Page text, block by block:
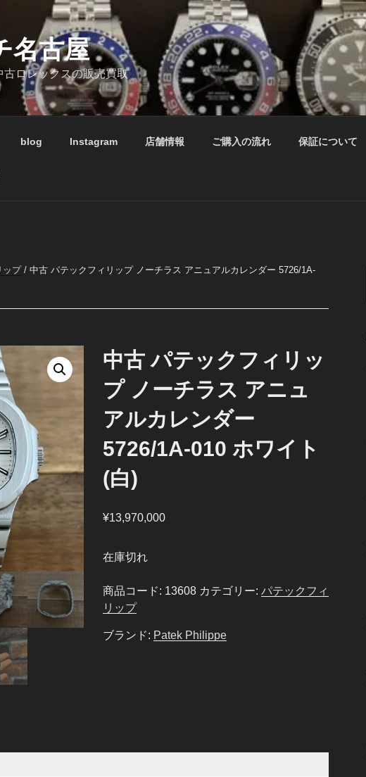
名古屋
古ロレックスの販売買取
blog Instagram 店舗情報 ご購入の流れ 保証について
ップ/ 中古 パテックフィリップ ノーチラス アニュアルカレンダー 5726/1A-
中古 パテックフィリッ
プ ノーチラス アニュ
アルカレンダー
5726/1A-010 ホワイト
(白)
¥13,970,000
在庫切れ
商品コード: 13608 カテゴリー: パテックフィ
リップ
ブランド: Patek Philippe